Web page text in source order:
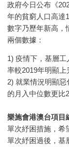
政府今日公布《
年的貧窮人口高達
數字乃歷年新高，
兩個數據：
1) 疫情下，基層
率較2019年明顯上
2) 就業情況明顯
的月入中位數更比
樂施會港澳台項目
單次紓困措施，希
單次紓困過後，基